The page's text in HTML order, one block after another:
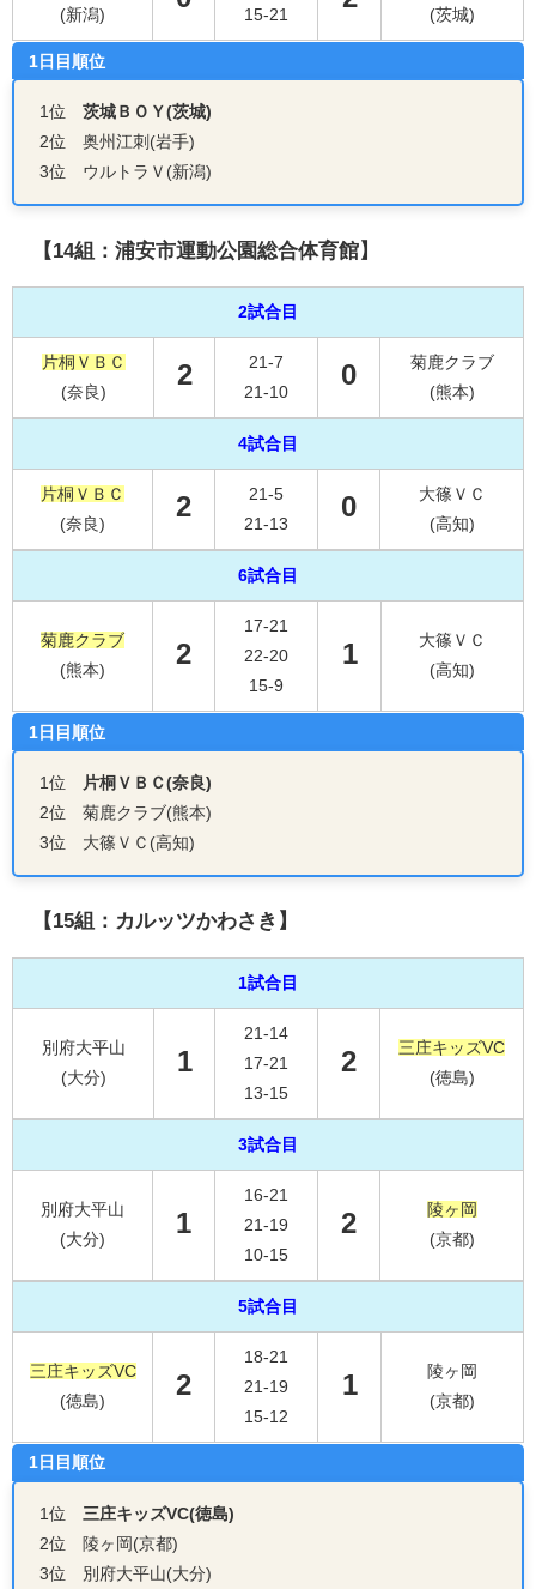
(新潟) 15-21 (茨城)
1日目順位
1位 茨城ＢＯＹ(茨城)
2位 奥州江刺(岩手)
3位 ウルトラＶ(新潟)
【14組：浦安市運動公園総合体育館】
2試合目
片桐ＶＢＣ
(奈良)
2
21-7
21-10
0
菊鹿クラブ
(熊本)
4試合目
片桐ＶＢＣ
(奈良)
2
21-5
21-13
0
大篠ＶＣ
(高知)
6試合目
菊鹿クラブ
(熊本)
2
17-21
22-20
15-9
1
大篠ＶＣ
(高知)
1日目順位
1位
片桐ＶＢＣ(奈良)
2位 菊鹿クラブ(熊本)
3位 大篠ＶＣ(高知)
【15組：カルッツかわさき】
1試合目
別府大平山
(大分)
1
21-14
17-21
13-15
2
三庄キッズVC
(徳島)
3試合目
別府大平山
(大分)
1
16-21
21-19
10-15
2
陵ヶ岡
(京都)
5試合目
三庄キッズVC
(徳島)
2
18-21
21-19
15-12
1
陵ヶ岡
(京都)
1日目順位
1位 三庄キッズVC(徳島)
2位 陵ヶ岡(京都)
3位 別府大平山(大分)